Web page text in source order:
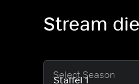
Stream
Select Season